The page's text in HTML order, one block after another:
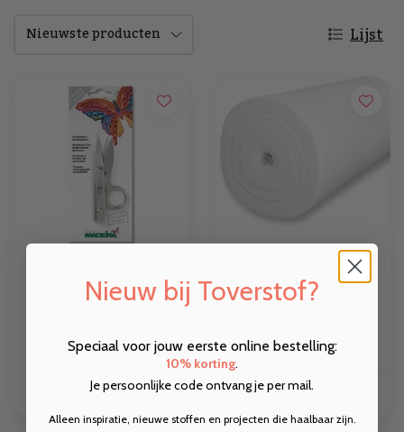
Lijst
Draadschaar
€25,90
TOEVOEGEN
Avalon
€0,18
TOEVOEGEN
Nieuw bij Toverstof?
Speciaal voor jouw eerste online bestelling:
10% korting.
Je persoonlijke code ontvang je per mail.
Alleen inspiratie, nieuwe stoffen en projecten die haalbaar zijn.